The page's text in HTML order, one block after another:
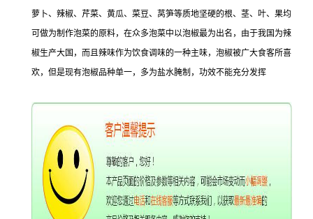
萝卜、辣椒、芹菜、黄瓜、菜豆、莴笋等质地坚硬的根、茎、叶、果均
可做为制作泡菜的原料，在众多泡菜中以泡椒最为出名，由于我国为辣
椒生产大国，而且辣味作为饮食调味的一种主味，泡椒被广大食客所喜
欢，但是现有泡椒品种单一，多为盐水腌制，功效不能充分发挥